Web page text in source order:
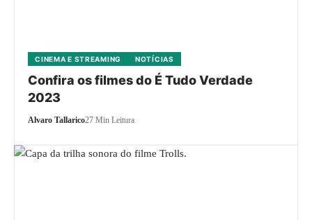
CINEMA E STREAMING NOTÍCIAS
Confira os filmes do É Tudo Verdade
2023
Alvaro Tallarico27 Min Leitura